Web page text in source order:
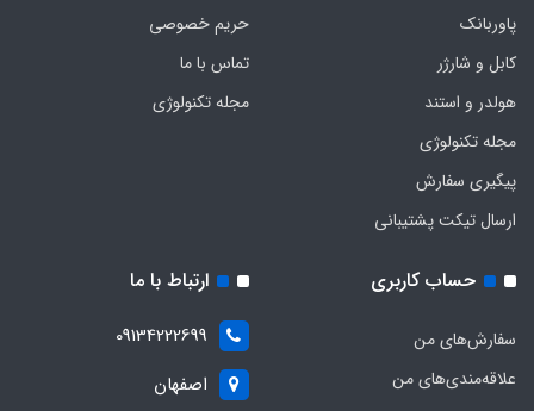
پاوربانک
کابل و شارژر
هولدر و استند
مجله تکنولوژی
پیگیری سفارش
ارسال تیکت پشتیبانی
حریم خصوصی
تماس با ما
مجله تکنولوژی
حساب کاربری
سفارش‌های من
علاقه‌مندی‌های من
ارتباط با ما
09134222699
اصفهان